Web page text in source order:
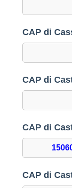
CAP di
CAP di
CAP di
CAP di